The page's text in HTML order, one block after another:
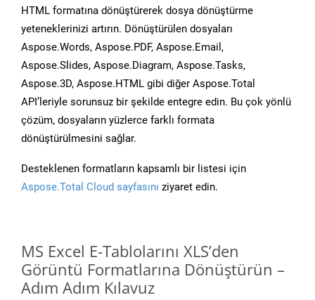
HTML formatına dönüştürerek dosya dönüştürme
yeteneklerinizi artırın. Dönüştürülen dosyaları
Aspose.Words, Aspose.PDF, Aspose.Email,
Aspose.Slides, Aspose.Diagram, Aspose.Tasks,
Aspose.3D, Aspose.HTML gibi diğer Aspose.Total
API’leriyle sorunsuz bir şekilde entegre edin. Bu çok yönlü
çözüm, dosyaların yüzlerce farklı formata
dönüştürülmesini sağlar.
Desteklenen formatların kapsamlı bir listesi için
Aspose.Total Cloud sayfasını ziyaret edin.
MS Excel E-Tablolarını XLS’den
Görüntü Formatlarına Dönüştürün –
Adım Adım Kılavuz